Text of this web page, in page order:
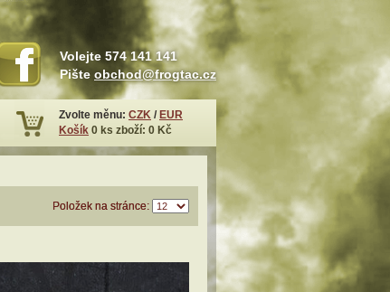
Položek na stránce:
Volejte 574 141 141
Pište obchod@frogtac.cz
Zvolte měnu: CZK / EUR
Košík 0 ks zboží: 0 Kč